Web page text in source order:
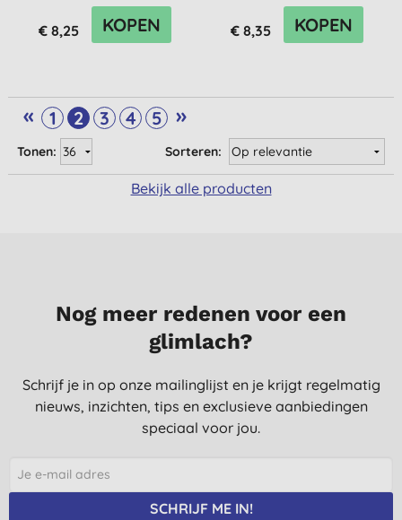
€ 8,25 KOPEN € 8,35 KOPEN
« 1 2 3 4 5 »
Sorteren:
Tonen:
Bekijk alle producten
Nog meer redenen voor een
glimlach?
Schrijf je in op onze mailinglijst en je krijgt regelmatig
nieuws, inzichten, tips en exclusieve aanbiedingen
speciaal voor jou.
SCHRIJF ME IN!